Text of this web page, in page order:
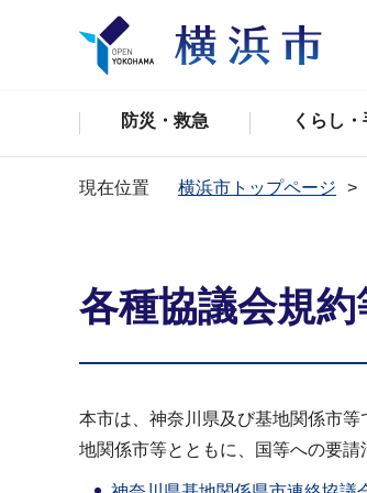
防災・救急 くらし
現在位置 横浜市トップページ
各種協議会規
本市は、神奈川県及び基地関係市
地関係市等とともに、国等への要請